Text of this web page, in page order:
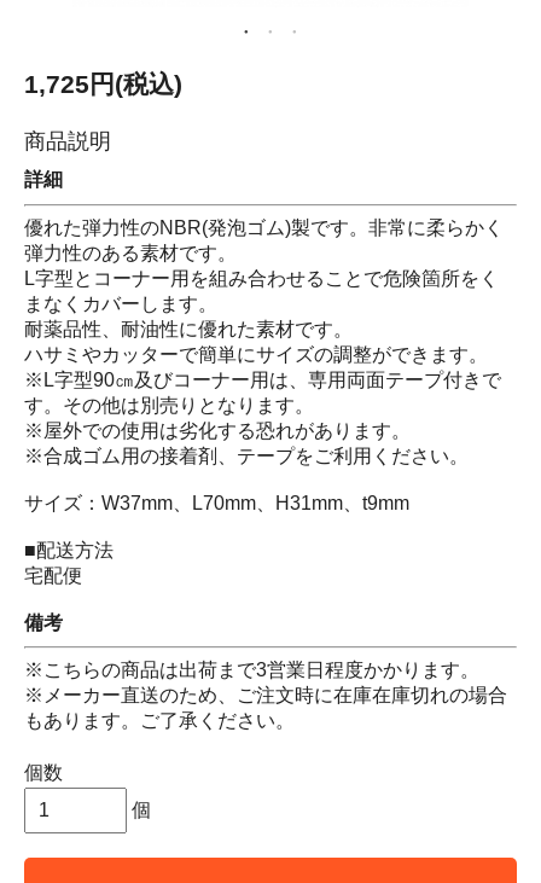
1,725円(税込)
商品説明
詳細
優れた弾力性のNBR(発泡ゴム)製です。非常に柔らかく
弾力性のある素材です。
L字型とコーナー用を組み合わせることで危険箇所をく
まなくカバーします。
耐薬品性、耐油性に優れた素材です。
ハサミやカッターで簡単にサイズの調整ができます。
※L字型90㎝及びコーナー用は、専用両面テープ付きで
す。その他は別売りとなります。
※屋外での使用は劣化する恐れがあります。
※合成ゴム用の接着剤、テープをご利用ください。
サイズ：W37mm、L70mm、H31mm、t9mm
■配送方法
宅配便
備考
※こちらの商品は出荷まで3営業日程度かかります。
※メーカー直送のため、ご注文時に在庫在庫切れの場合
もあります。ご了承ください。
個数
個